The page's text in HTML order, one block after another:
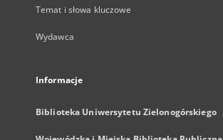
Temat i słowa kluczowe
Wydawca
Informacje
Biblioteka Uniwersytetu Zielonogórskiego